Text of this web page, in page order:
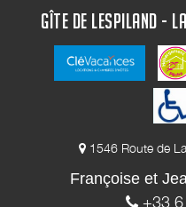
GÎTE DE LESPILAND -
1546 Route de
Françoise et
+33